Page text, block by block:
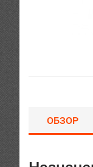
ОБЗОР